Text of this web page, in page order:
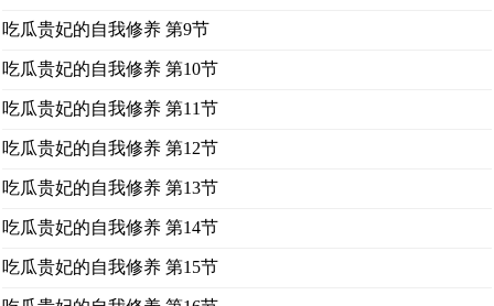
吃瓜贵妃的自我修养 第9节
吃瓜贵妃的自我修养 第10节
吃瓜贵妃的自我修养 第11节
吃瓜贵妃的自我修养 第12节
吃瓜贵妃的自我修养 第13节
吃瓜贵妃的自我修养 第14节
吃瓜贵妃的自我修养 第15节